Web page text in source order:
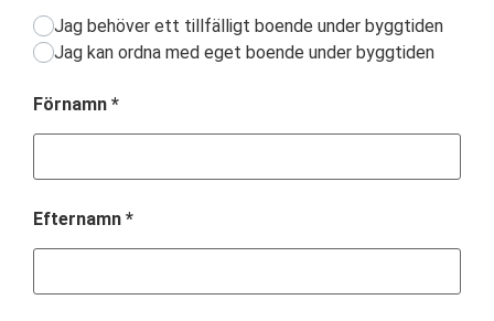
Jag behöver ett tillfälligt boende under byggtiden
Jag kan ordna med eget boende under byggtiden
Förnamn *
Efternamn *